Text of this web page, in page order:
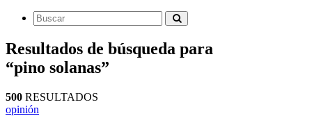
Resultados de búsqueda para
“pino solanas”
500 RESULTADOS
opinión